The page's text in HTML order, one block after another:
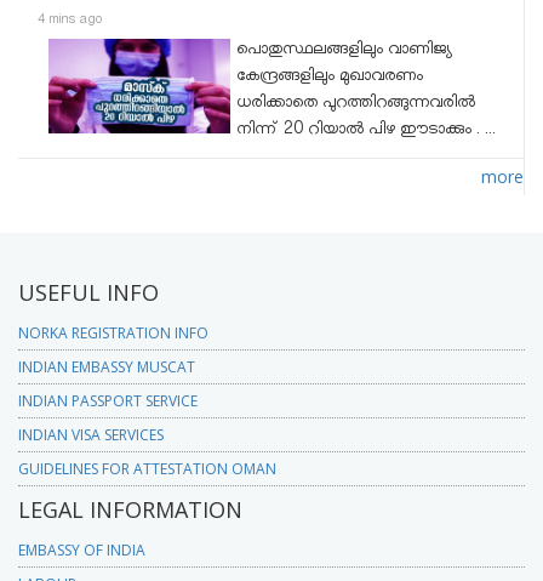
4 mins ago
പൊതുസ്ഥലങ്ങളിലും വാണിജ്യ
കേന്ദ്രങ്ങളിലും മുഖാവരണം
ധരിക്കാതെ പുറത്തിറങ്ങുന്നവരിൽ
നിന്ന് 20 റിയാൽ പിഴ ഈടാക്കും . ...
more
USEFUL INFO
NORKA REGISTRATION INFO
INDIAN EMBASSY MUSCAT
INDIAN PASSPORT SERVICE
INDIAN VISA SERVICES
GUIDELINES FOR ATTESTATION OMAN
LEGAL INFORMATION
EMBASSY OF INDIA